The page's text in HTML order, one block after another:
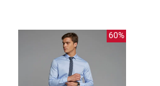
60%
Aquí esta tu cupón, usalo